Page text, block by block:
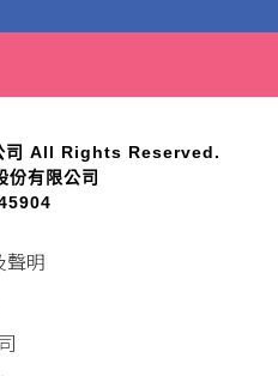
司 All Rights Reserved.
份有限公司
聲明